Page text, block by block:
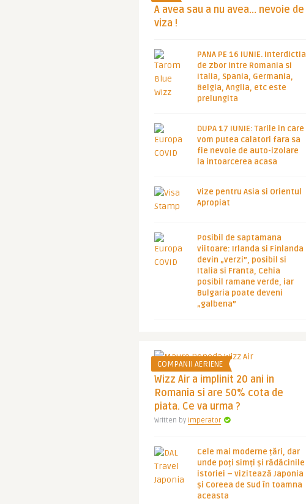
A avea sau a nu avea… nevoie de
viza !
PANA PE 16 IUNIE. Interdictia
de zbor intre Romania si
Italia, Spania, Germania,
Belgia, Anglia, etc este
prelungita
DUPA 17 IUNIE: Tarile in care
vom putea calatori fara sa
fie nevoie de auto-izolare
la intoarcerea acasa
Vize pentru Asia si Orientul
Apropiat
Posibil de saptamana
viitoare: Irlanda si Finlanda
devin „verzi”, posibil si
Italia si Franta, Cehia
posibil ramane verde, iar
Bulgaria poate deveni
„galbena”
COMPANII AERIENE
Wizz Air a implinit 20 ani in
Romania si are 50% cota de
piata. Ce va urma ?
Written by Imperator
Cele mai moderne țări, dar
unde poți simți și rădăcinile
istoriei – vizitează Japonia
și Coreea de Sud în toamna
aceasta